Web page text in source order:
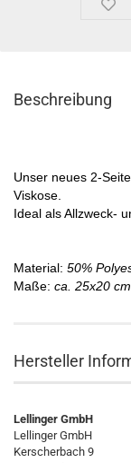
Beschreibung
Unser neues 2-
Viskose.
Ideal als Allzweck-
Material: 50%
Maße: ca. 25x20 cm
Hersteller
Lellinger GmbH
Lellinger GmbH
Kerscherbach 9